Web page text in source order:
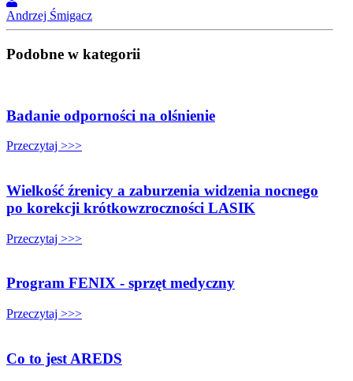
Andrzej Śmigacz
Podobne w kategorii
Badanie odporności na olśnienie
Przeczytaj >>>
Wielkość źrenicy a zaburzenia widzenia nocnego
po korekcji krótkowzroczności LASIK
Przeczytaj >>>
Program FENIX - sprzęt medyczny
Przeczytaj >>>
Co to jest AREDS